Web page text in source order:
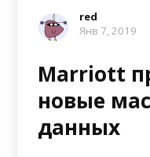
red
Янв 7, 2019
Marriott
новые
данных